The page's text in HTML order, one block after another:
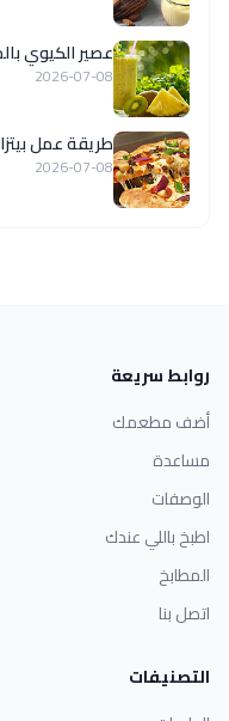
عصير الكيوي
2026-07-08
طريقة عمل
2026-07-08
روابط سريعة
أضف مطعمك
مساعدة
الوصفات
اطبخ باللي عندك
المطابخ
اتصل بنا
التصنيفات